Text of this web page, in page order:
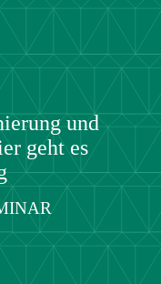
und
geht es